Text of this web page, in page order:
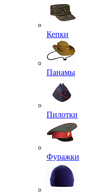
Кепки
Панамы
Пилотки
Фуражки